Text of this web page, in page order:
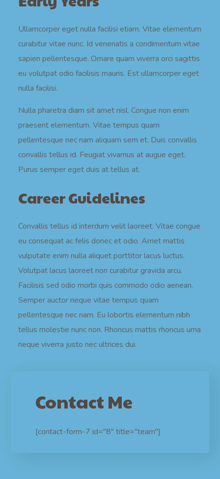
Ullamcorper eget nulla facilisi etiam. Vitae elementum
curabitur vitae nunc. Id venenatis a condimentum vitae
sapien pellentesque. Ornare quam viverra orci sagittis
eu volutpat odio facilisis mauris. Est ullamcorper eget
nulla facilisi.
Nulla pharetra diam sit amet nisl. Congue non enim
praesent elementum. Vitae tempus quam
pellentesque nec nam aliquam sem et. Duis convallis
convallis tellus id. Feugiat vivamus at augue eget.
Purus semper eget duis at tellus at.
Career Guidelines
Convallis tellus id interdum velit laoreet. Vitae congue
eu consequat ac felis donec et odio. Amet mattis
vulputate enim nulla aliquet porttitor lacus luctus.
Volutpat lacus laoreet non curabitur gravida arcu.
Facilisis sed odio morbi quis commodo odio aenean.
Semper auctor neque vitae tempus quam
pellentesque nec nam. Eu lobortis elementum nibh
tellus molestie nunc non. Rhoncus mattis rhoncus urna
neque viverra justo nec ultrices dui.
Contact Me
[contact-form-7 id="8" title="team"]